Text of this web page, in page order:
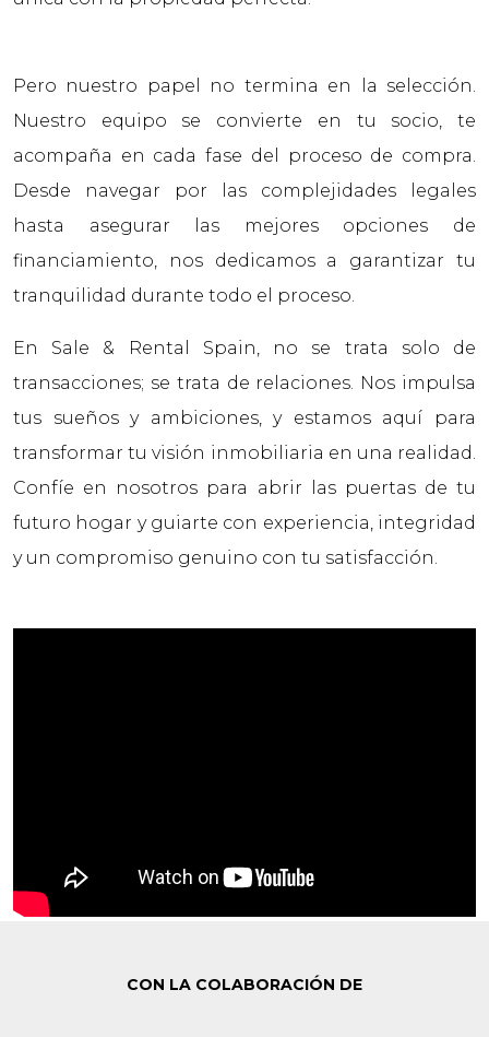
Pero nuestro papel no termina en la selección.
Nuestro equipo se convierte en tu socio, te
acompaña en cada fase del proceso de compra.
Desde navegar por las complejidades legales
hasta asegurar las mejores opciones de
financiamiento, nos dedicamos a garantizar tu
tranquilidad durante todo el proceso.
En Sale & Rental Spain, no se trata solo de
transacciones; se trata de relaciones. Nos impulsa
tus sueños y ambiciones, y estamos aquí para
transformar tu visión inmobiliaria en una realidad.
Confíe en nosotros para abrir las puertas de tu
futuro hogar y guiarte con experiencia, integridad
y un compromiso genuino con tu satisfacción.
CON LA COLABORACIÓN DE